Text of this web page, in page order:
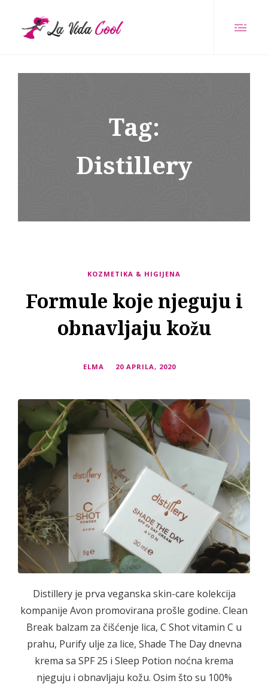
Tag:
Distillery
KOZMETIKA & HIGIJENA
Formule koje njeguju i
obnavljaju kožu
ELMA 20 APRILA, 2020
Distillery je prva veganska skin-care kolekcija
kompanije Avon promovirana prošle godine. Clean
Break balzam za čišćenje lica, C Shot vitamin C u
prahu, Purify ulje za lice, Shade The Day dnevna
krema sa SPF 25 i Sleep Potion noćna krema
njeguju i obnavljaju kožu. Osim što su 100%